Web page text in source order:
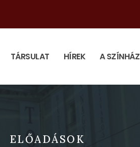
TÁRSULAT HÍREK A SZÍNHÁZ
ELŐADÁSOK